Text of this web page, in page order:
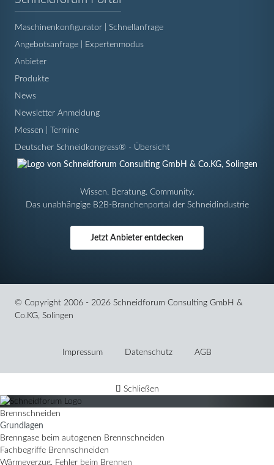
Maschinenkonfigurator | Schnellanfrage
Angebotsanfrage | Expertenmodus
Anbieter
Produkte
News
Newsletter Anmeldung
Messen | Termine
Deutscher Schneidkongress® - Übersicht
Wissen. Beratung. Community.
Das unabhängige B2B-Branchenportal der Schneidindustrie
Jetzt Anbieter entdecken
© Copyright 2006 - 2026 Schneidforum Consulting GmbH &
Co.KG, Solingen
überspringen
Impressum Datenschutz AGB
Schließen
Brennschneiden
Grundlagen
Brenngase beim autogenen Brennschneiden
Fachbegriffe Brennschneiden
Wärmeverzug, Fehler beim Brennen